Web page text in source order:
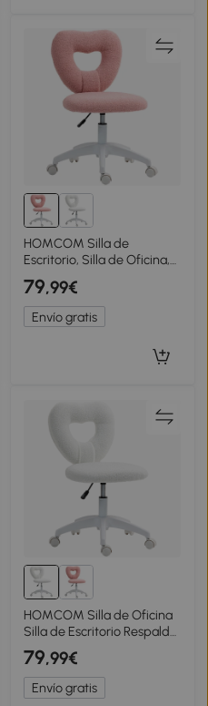
HOMCOM Silla de
Escritorio, Silla de Oficina,
Respaldo en Forma de
Corazón, Acolchada, Rosa
79,99€
Envío gratis
HOMCOM Silla de Oficina
Silla de Escritorio Respaldo
en Forma de Corazón
Acolchado Blanco
79,99€
Envío gratis